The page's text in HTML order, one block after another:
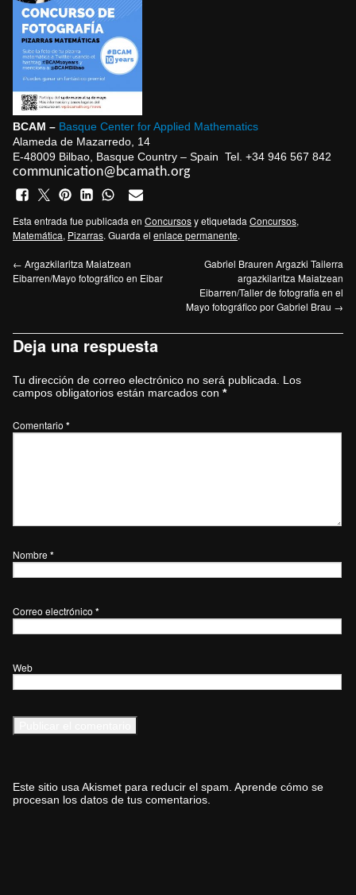
BCAM – Basque Center for Applied Mathematics
Alameda de Mazarredo, 14
E-48009 Bilbao, Basque Country – Spain Tel. +34 946 567 842
communication@bcamath.org
Esta entrada fue publicada en Concursosy etiquetada Concursos,
Matemática, Pizarras. Guarda el enlace permanente.
← Argazkilaritza Maiatzean
Eibarren/Mayo fotográfico en Eibar
Gabriel Brauren Argazki Tailerra
argazkilaritza Maiatzean
Eibarren/Taller de fotografía en el
Mayo fotográfico por Gabriel Brau →
Deja una respuesta
Tu dirección de correo electrónico no será publicada. Los
campos obligatorios están marcados con *
Comentario *
Nombre *
Correo electrónico *
Web
Este sitio usa Akismet para reducir el spam. Aprende cómo se
procesan los datos de tus comentarios.